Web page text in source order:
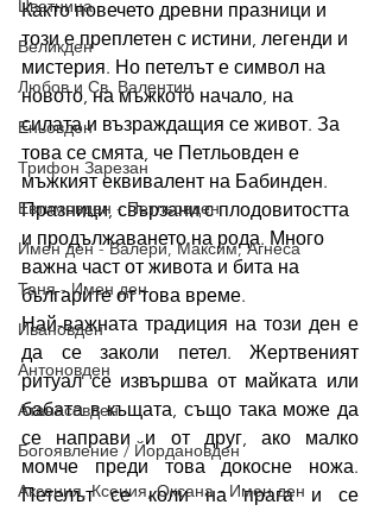
Цветница
Великден
Любов и Св. Валентин
Еньовден
Трифон Зарезан
Евтимовден - Петльовден
Имен ден - Валери, Максим, Агнеса
Таня - Имен ден
Ивановден
Антоновден
Атанасовден
Богоявление / Йордановден
Аксения, Ксения, Оксана - Имен ден
Както повечето древни празници и
този е преплетен с истини, легенди и
мистерия. Но петелът е символ на
новото, на мъжкото начало, на
силата и възраждащия се живот. За
това се смята, че Петльовден е
мъжкият еквивалент на Бабинден.
Празници, свързани с плодовитостта
и продължаването на рода. Много
важна част от живота и бита на
българите от това време.
Най-важната традиция на този ден е
да се заколи петел. Жертвеният
ритуал се извършва от майката или
бабата в къщата, също така може да
се направи и от друг, ако малко
момче преди това докосне ножа.
Петелът се коли на прага и се